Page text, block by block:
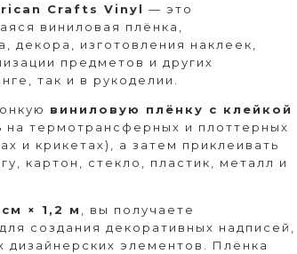
Crafts Vinyl — это
виниловая плёнка,
декора, изготовления наклеек,
предметов и других
так и в рукоделии.
виниловую плёнку с клейкой
на термотрансферных и плоттерных
и крикетах), а затем приклеивать
картон, стекло, пластик, металл и
× 1,2 м
, вы получаете
создания декоративных надписей,
дизайнерских элементов. Плёнка